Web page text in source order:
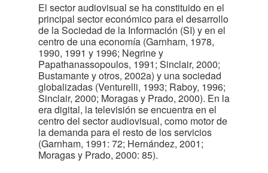
El sector audiovisual se ha constituido en el
principal sector económico para el desarrollo
de la Sociedad de la Información (SI) y en el
centro de una economía (Garnham, 1978,
1990, 1991 y 1996; Negrine y
Papathanassopoulos, 1991; Sinclair, 2000;
Bustamante y otros, 2002a) y una sociedad
globalizadas (Venturelli, 1993; Raboy, 1996;
Sinclair, 2000; Moragas y Prado, 2000). En la
era digital, la televisión se encuentra en el
centro del sector audiovisual, como motor de
la demanda para el resto de los servicios
(Garnham, 1991: 72; Hernández, 2001;
Moragas y Prado, 2000: 85).